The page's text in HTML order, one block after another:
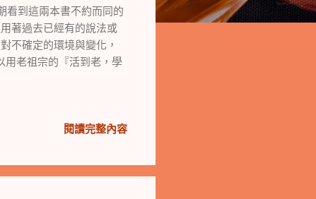
到這兩本書不約而同的
著過去已經有的說法或
不確定的環境與變化，
用老祖宗的『活到老，學
閱讀完整內容